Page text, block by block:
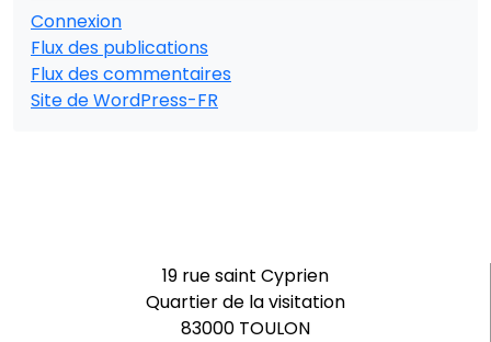
Connexion
Flux des publications
Flux des commentaires
Site de WordPress-FR
19 rue saint Cyprien
Quartier de la visitation
83000 TOULON